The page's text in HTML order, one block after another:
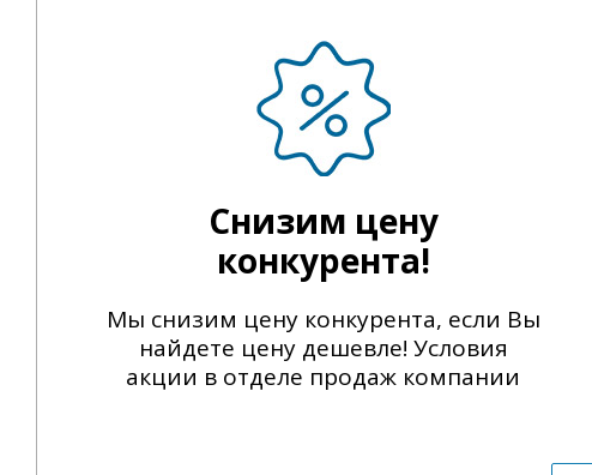
Снизим цену
конкурента!
Мы снизим цену конкурента, если Вы
найдете цену дешевле! Условия
акции в отделе продаж компании